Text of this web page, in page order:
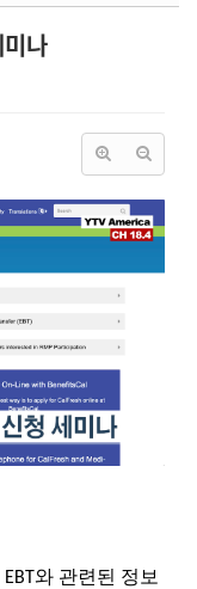
미나
EBT와 관련된 정보